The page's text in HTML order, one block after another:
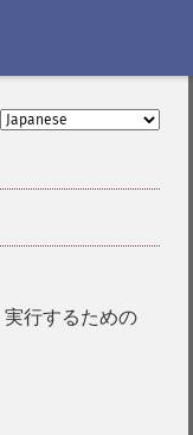
実行するための